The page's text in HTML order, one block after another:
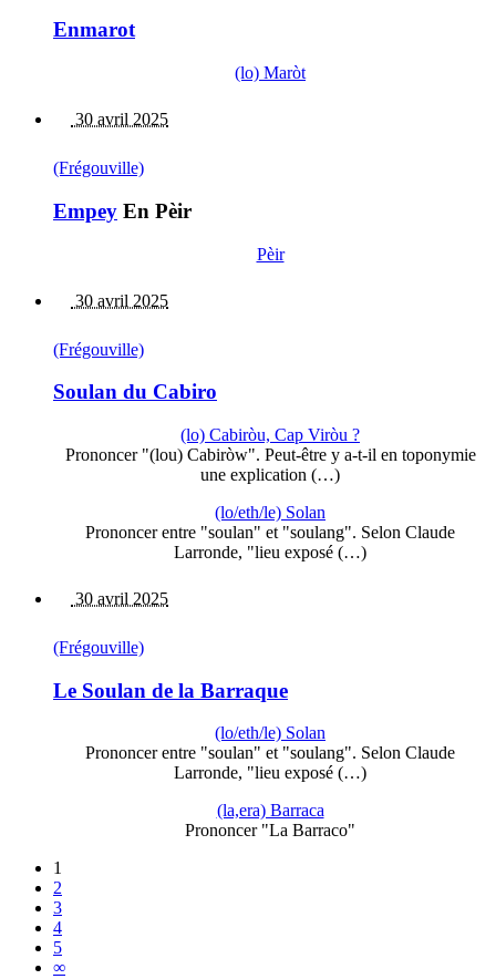
Enmarot
(lo) Maròt
30 avril 2025
(Frégouville)
Empey En Pèir
Pèir
30 avril 2025
(Frégouville)
Soulan du Cabiro
(lo) Cabiròu, Cap Viròu ?
Prononcer "(lou) Cabiròw". Peut-être y a-t-il en toponymie
une explication (…)
(lo/eth/le) Solan
Prononcer entre "soulan" et "soulang". Selon Claude
Larronde, "lieu exposé (…)
30 avril 2025
(Frégouville)
Le Soulan de la Barraque
(lo/eth/le) Solan
Prononcer entre "soulan" et "soulang". Selon Claude
Larronde, "lieu exposé (…)
(la,era) Barraca
Prononcer "La Barraco"
1
2
3
4
5
∞